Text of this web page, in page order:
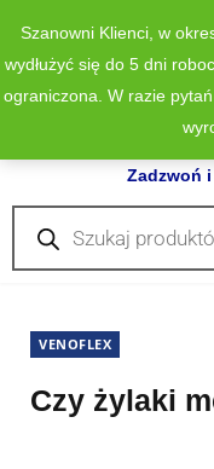
Zadzwoń i
Wyszukiwarka
produktów
VENOFLEX
Czy żylaki
Szanowni Klienci, w
wydłużyć się do 5 dni
ograniczona. W razie